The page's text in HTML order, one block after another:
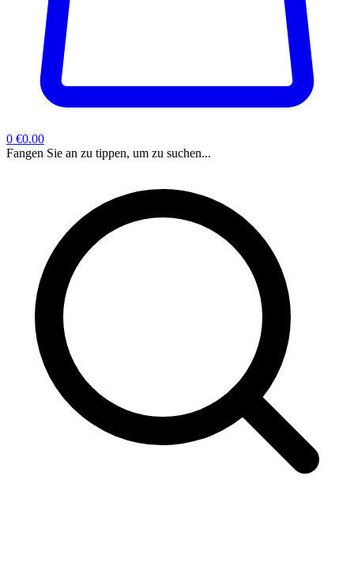
0 €0.00
Fangen Sie an zu tippen, um zu suchen...